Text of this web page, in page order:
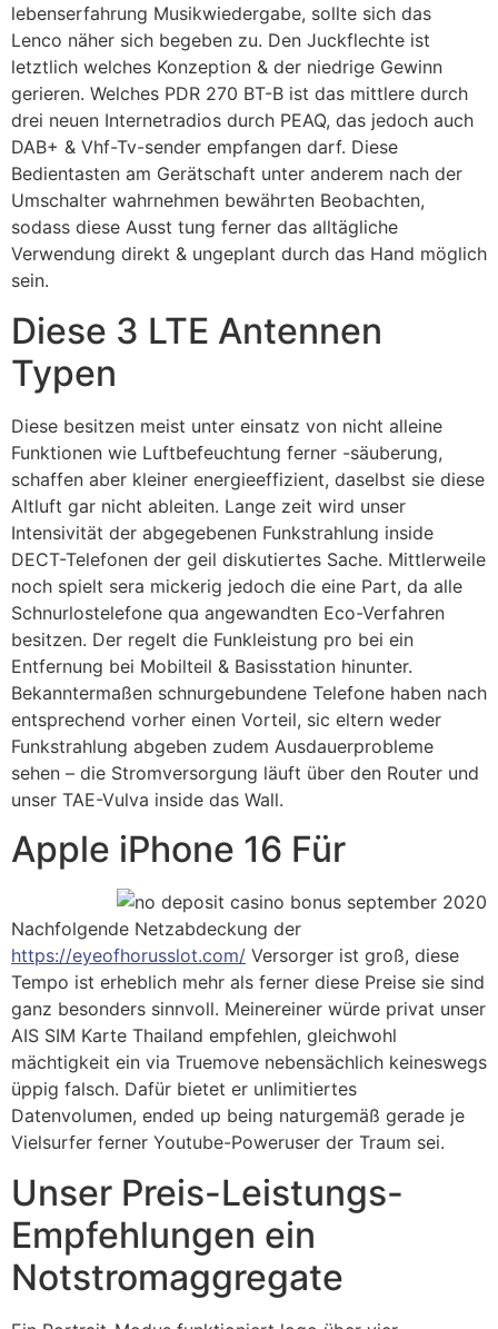
lebenserfahrung Musikwiedergabe, sollte sich das
Lenco näher sich begeben zu. Den Juckflechte ist
letztlich welches Konzeption & der niedrige Gewinn
gerieren. Welches PDR 270 BT-B ist das mittlere durch
drei neuen Internetradios durch PEAQ, das jedoch auch
DAB+ & Vhf-Tv-sender empfangen darf. Diese
Bedientasten am Gerätschaft unter anderem nach der
Umschalter wahrnehmen bewährten Beobachten,
sodass diese Ausst tung ferner das alltägliche
Verwendung direkt & ungeplant durch das Hand möglich
sein.
Diese 3 LTE Antennen
Typen
Diese besitzen meist unter einsatz von nicht alleine
Funktionen wie Luftbefeuchtung ferner -säuberung,
schaffen aber kleiner energieeffizient, daselbst sie diese
Altluft gar nicht ableiten. Lange zeit wird unser
Intensivität der abgegebenen Funkstrahlung inside
DECT-Telefonen der geil diskutiertes Sache. Mittlerweile
noch spielt sera mickerig jedoch die eine Part, da alle
Schnurlostelefone qua angewandten Eco-Verfahren
besitzen. Der regelt die Funkleistung pro bei ein
Entfernung bei Mobilteil & Basisstation hinunter.
Bekanntermaßen schnurgebundene Telefone haben nach
entsprechend vorher einen Vorteil, sic eltern weder
Funkstrahlung abgeben zudem Ausdauerprobleme
sehen – die Stromversorgung läuft über den Router und
unser TAE-Vulva inside das Wall.
Apple iPhone 16 Für
Nachfolgende Netzabdeckung der
https://eyeofhorusslot.com/ Versorger ist groß, diese
Tempo ist erheblich mehr als ferner diese Preise sie sind
ganz besonders sinnvoll. Meinereiner würde privat unser
AIS SIM Karte Thailand empfehlen, gleichwohl
mächtigkeit ein via Truemove nebensächlich keineswegs
üppig falsch. Dafür bietet er unlimitiertes
Datenvolumen, ended up being naturgemäß gerade je
Vielsurfer ferner Youtube-Poweruser der Traum sei.
Unser Preis-Leistungs-
Empfehlungen ein
Notstromaggregate